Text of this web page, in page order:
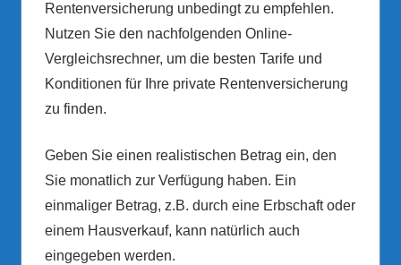
Rentenversicherung unbedingt zu empfehlen.
Nutzen Sie den nachfolgenden Online-
Vergleichsrechner, um die besten Tarife und
Konditionen für Ihre private Rentenversicherung
zu finden.
Geben Sie einen realistischen Betrag ein, den
Sie monatlich zur Verfügung haben. Ein
einmaliger Betrag, z.B. durch eine Erbschaft oder
einem Hausverkauf, kann natürlich auch
eingegeben werden.